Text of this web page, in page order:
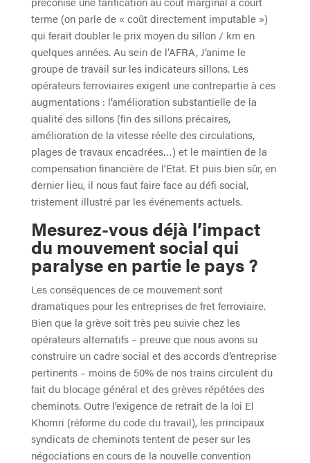
terme (on parle de « coût directement imputable »)
qui ferait doubler le prix moyen du sillon / km en
quelques années. Au sein de l’AFRA, J’anime le
groupe de travail sur les indicateurs sillons. Les
opérateurs ferroviaires exigent une contrepartie à ces
augmentations : l’amélioration substantielle de la
qualité des sillons (fin des sillons précaires,
amélioration de la vitesse réelle des circulations,
plages de travaux encadrées…) et le maintien de la
compensation financière de l’Etat. Et puis bien sûr, en
dernier lieu, il nous faut faire face au défi social,
tristement illustré par les événements actuels.
Mesurez-vous déjà l’impact
du mouvement social qui
paralyse en partie le pays ?
Les conséquences de ce mouvement sont
dramatiques pour les entreprises de fret ferroviaire.
Bien que la grève soit très peu suivie chez les
opérateurs alternatifs – preuve que nous avons su
construire un cadre social et des accords d’entreprise
pertinents – moins de 50% de nos trains circulent du
fait du blocage général et des grèves répétées des
cheminots. Outre l’exigence de retrait de la loi El
Khomri (réforme du code du travail), les principaux
syndicats de cheminots tentent de peser sur les
négociations en cours de la nouvelle convention